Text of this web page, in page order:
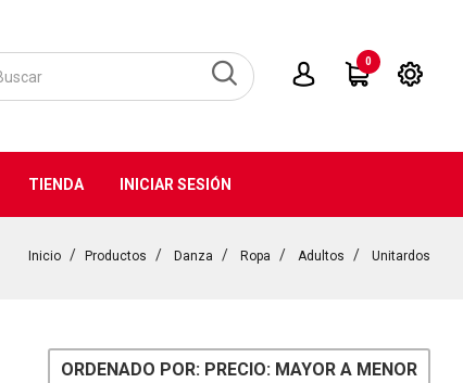
0
TIENDA INICIAR SESIÓN
Inicio Productos Danza Ropa Adultos Unitardos
ORDENADO POR: PRECIO: MAYOR A MENOR